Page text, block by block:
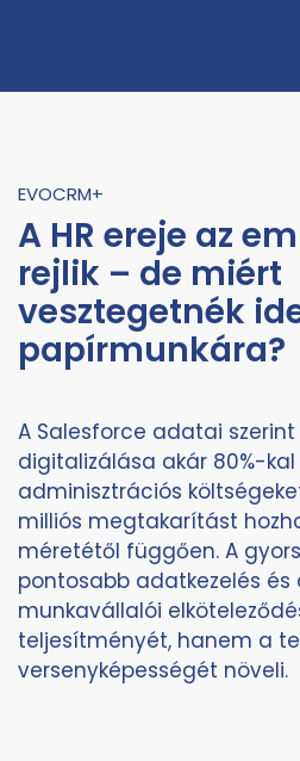
EVOCRM+
A HR ereje az
rejlik – de miért
vesztegetnék
papírmunkára?
A Salesforce adatai
digitalizálása akár 80%-
adminisztrációs
milliós megtakarítást
méretétől függően. A
pontosabb adatkezelés
munkavállalói
teljesítményét, hanem a
versenyképességét növeli.